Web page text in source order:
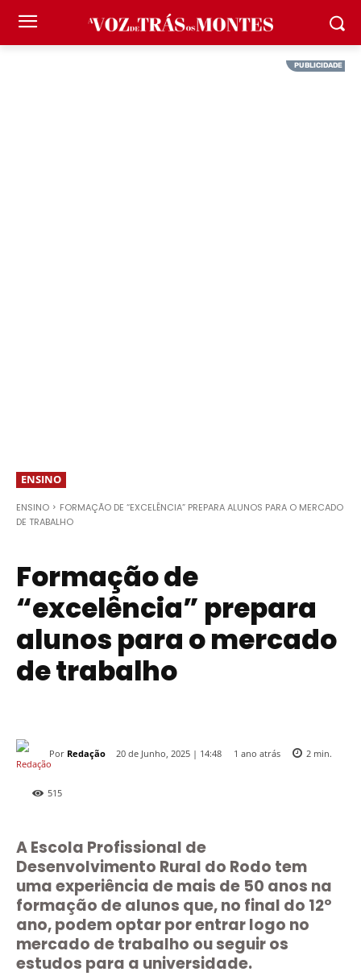
ENSINO
ENSINO
FORMAÇÃO DE “EXCELÊNCIA” PREPARA ALUNOS PARA O MERCADO
DE TRABALHO
Formação de
“excelência” prepara
alunos para o mercado
de trabalho
Por Redação 20 de Junho, 2025 | 14:48 1 ano atrás 2 min.
515
A Escola Profissional de
Desenvolvimento Rural do Rodo tem
uma experiência de mais de 50 anos na
formação de alunos que, no final do 12º
ano, podem optar por entrar logo no
mercado de trabalho ou seguir os
estudos para a universidade.